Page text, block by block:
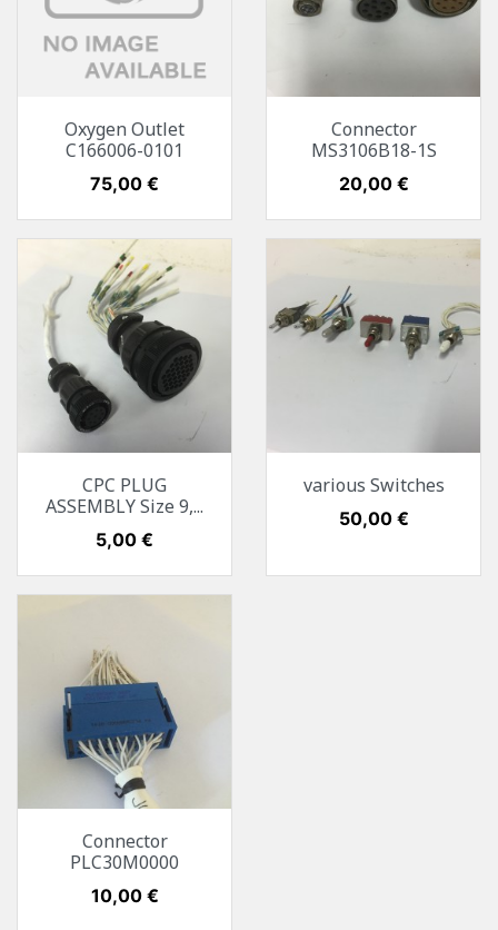
Oxygen Outlet
C166006-0101
Preis
75,00 €
Connector
MS3106B18-1S
Preis
20,00 €
CPC PLUG
ASSEMBLY Size 9,...
Preis
5,00 €
various Switches
Preis
50,00 €
Connector
PLC30M0000
Preis
10,00 €